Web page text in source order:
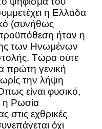
η Ελλάδα
(συνήθως
ήταν η
των Ηνωμένων
Τώρα ούτε
πρώτη γενική
την λήψη
είναι φυσικό,
η Ρωσία
στις εχθρικές
όχι